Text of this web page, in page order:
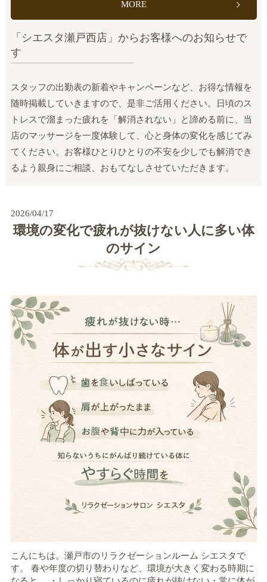
MORE
「シエスタ瀬戸西店」からお客様へのお知らせで
す
スタッフの出勤表の新着やキャンペーンなど、お得な情報を
随時掲載していきますので、是非ご活用ください。日頃のス
トレスで溜まった疲れを「解消されない」と諦める前に、当
店のマッサージを一度体験して、心と身体の変化を感じてみ
てください。お客様ひとりひとりの不安を少しでも解消でき
るよう親身にご相談、おもてなしさせていただきます。
2026/04/17
環境の変化で疲れが抜けない人に多い体
のサイン
こんにちは。瀬戸市のリラクゼーションルーム シエスタで
す。 春や年度の切り替わりなど、環境が大きく変わる時期に